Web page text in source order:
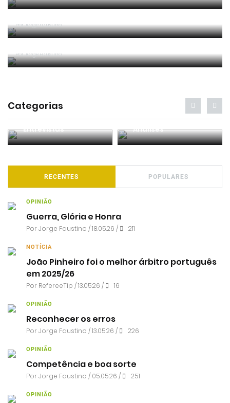
PorJorge Faustino
PorJorge Faustino
Categorias
Entrevistas Análises
RECENTES POPULARES
OPINIÃO
Guerra, Glória e Honra
PorJorge Faustino / 18.05.26 / 211
NOTÍCIA
João Pinheiro foi o melhor árbitro português
em 2025/26
Por RefereeTip / 13.05.26 / 16
OPINIÃO
Reconhecer os erros
PorJorge Faustino / 13.05.26 / 226
OPINIÃO
Competência e boa sorte
PorJorge Faustino / 05.05.26 / 251
OPINIÃO